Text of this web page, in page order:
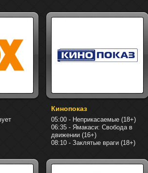
Кинопоказ
05:00 - Неприкасаемые (18+)
06:35 - Ямакаси: Свобода в
движении (16+)
08:10 - Заклятые враги (18+)